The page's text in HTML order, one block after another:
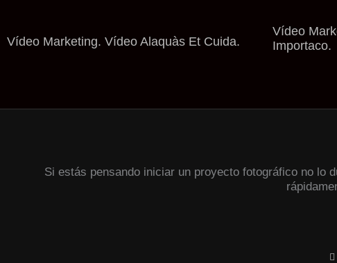
Vídeo Marketing. Vídeo Alaquàs Et Cuida.
Vídeo
Importaco.
Si estás pensando iniciar un proyecto fotográfico no lo